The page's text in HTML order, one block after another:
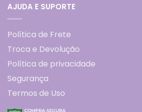
AJUDA E SUPORTE
Política de Frete
Troca e Devolução
Política de privacidade
Segurança
Termos de Uso